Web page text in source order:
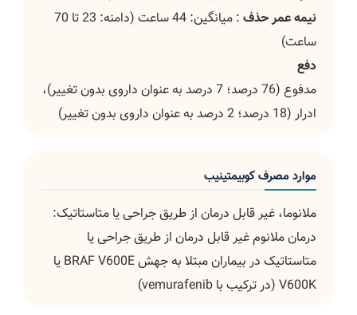
نیمه عمر حذف
: میانگین: 44 ساعت (دامنه: 23 تا 70
ساعت)
مدفوع (76 درصد؛ 7 درصد به عنوان داروی بدون تغییر)،
ادرار (18 درصد؛ 2 درصد به عنوان داروی بدون تغییر)
موارد مصرف کوبیمتینیب
ملانوما، غیر قابل درمان از طریق جراحی یا متاستاتیک:
درمان ملانوم غیر قابل درمان از طریق جراحی یا
متاستاتیک در بیماران مبتلا به جهش BRAF V600E یا
V600K (در ترکیب با vemurafenib)